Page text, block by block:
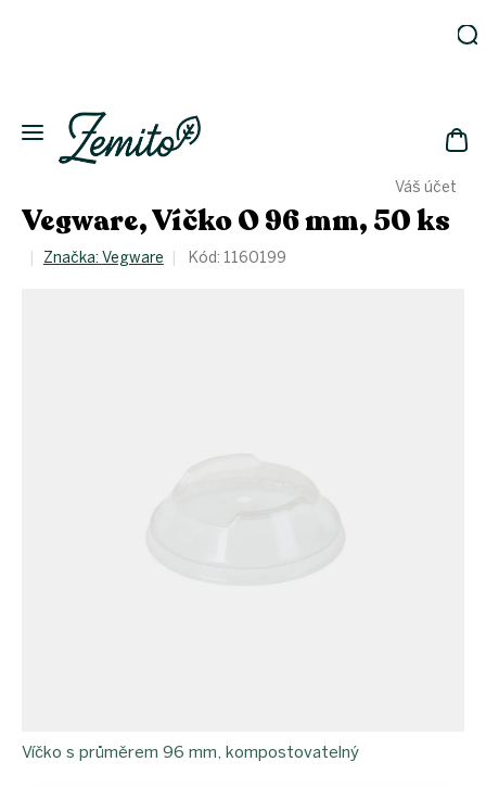
Váš účet
Eko
domácnost
Kosmetika
láhve
Vegware, Víčko O 96 mm, 50 ks
Značka: Vegware Kód: 1160199
Víčko s průměrem 96 mm, kompostovatelný